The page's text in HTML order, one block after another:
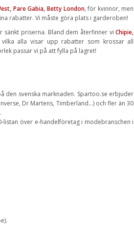
Pare Gabia, Betty London, för kvinnor, men
rabatter. Vi måste göra plats i garderoben!
sänkt priserna. Bland dem återfinner viChipie,
alla visar upp rabatter som krossar all
passar vi på att fylla på lagret!
den svenska marknaden. Spartoo.se erbjuder
Dr Martens, Timberland…) och fler än 30
över e-handelföretag i modebranschen i